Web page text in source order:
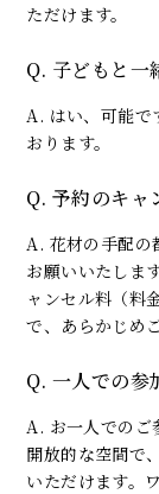
ただけます。
Q. 子どもと一
A. はい、可能で
おります。
Q. 予約のキャ
A. 花材の手配の
お願いいたしま
ャンセル料（料
で、あらかじめ
Q. 一人での参
A. お一人でのご
開放的な空間で
いただけます。